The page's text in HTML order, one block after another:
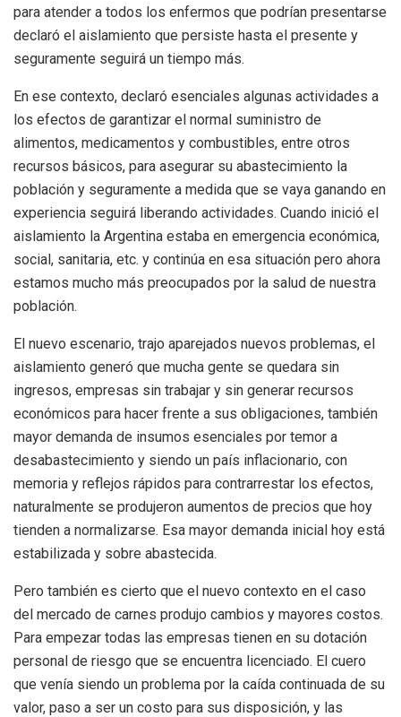
para atender a todos los enfermos que podrían presentarse
declaró el aislamiento que persiste hasta el presente y
seguramente seguirá un tiempo más.
En ese contexto, declaró esenciales algunas actividades a
los efectos de garantizar el normal suministro de
alimentos, medicamentos y combustibles, entre otros
recursos básicos, para asegurar su abastecimiento la
población y seguramente a medida que se vaya ganando en
experiencia seguirá liberando actividades. Cuando inició el
aislamiento la Argentina estaba en emergencia económica,
social, sanitaria, etc. y continúa en esa situación pero ahora
estamos mucho más preocupados por la salud de nuestra
población.
El nuevo escenario, trajo aparejados nuevos problemas, el
aislamiento generó que mucha gente se quedara sin
ingresos, empresas sin trabajar y sin generar recursos
económicos para hacer frente a sus obligaciones, también
mayor demanda de insumos esenciales por temor a
desabastecimiento y siendo un país inflacionario, con
memoria y reflejos rápidos para contrarrestar los efectos,
naturalmente se produjeron aumentos de precios que hoy
tienden a normalizarse. Esa mayor demanda inicial hoy está
estabilizada y sobre abastecida.
Pero también es cierto que el nuevo contexto en el caso
del mercado de carnes produjo cambios y mayores costos.
Para empezar todas las empresas tienen en su dotación
personal de riesgo que se encuentra licenciado. El cuero
que venía siendo un problema por la caída continuada de su
valor, paso a ser un costo para sus disposición, y las